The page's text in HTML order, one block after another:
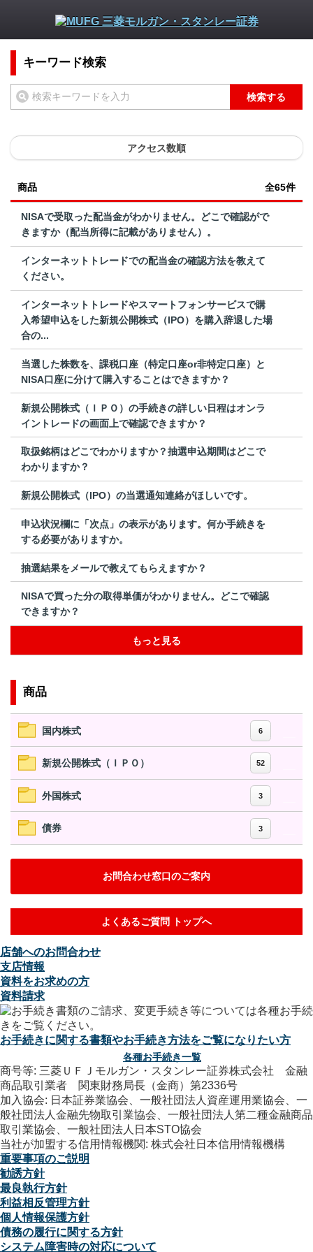
キーワード検索
検索する
アクセス数順
商品 全65件
NISAで受取った配当金がわかりません。どこで確認がで
きますか（配当所得に記載がありません）。
インターネットトレードでの配当金の確認方法を教えて
ください。
インターネットトレードやスマートフォンサービスで購
入希望申込をした新規公開株式（IPO）を購入辞退した場
合の...
当選した株数を、課税口座（特定口座or非特定口座）と
NISA口座に分けて購入することはできますか？
新規公開株式（ＩＰＯ）の手続きの詳しい日程はオンラ
イントレードの画面上で確認できますか？
取扱銘柄はどこでわかりますか？抽選申込期間はどこで
わかりますか？
新規公開株式（IPO）の当選通知連絡がほしいです。
申込状況欄に「次点」の表示があります。何か手続きを
する必要がありますか。
抽選結果をメールで教えてもらえますか？
NISAで買った分の取得単価がわかりません。どこで確認
できますか？
もっと見る
商品
国内株式 6
新規公開株式（ＩＰＯ） 52
外国株式 3
債券 3
お問合わせ窓口のご案内
よくあるご質問 トップへ
店舗へのお問合わせ
支店情報
資料をお求めの方
資料請求
お手続きに関する書類やお手続き方法をご覧になりたい方
各種お手続き一覧
商号等: 三菱ＵＦＪモルガン・スタンレー証券株式会社 金融
商品取引業者 関東財務局長（金商）第2336号
加入協会: 日本証券業協会、一般社団法人資産運用業協会、一
般社団法人金融先物取引業協会、一般社団法人第二種金融商品
取引業協会、一般社団法人日本STO協会
当社が加盟する信用情報機関: 株式会社日本信用情報機構
重要事項のご説明
勧誘方針
最良執行方針
利益相反管理方針
個人情報保護方針
債務の履行に関する方針
システム障害時の対応について